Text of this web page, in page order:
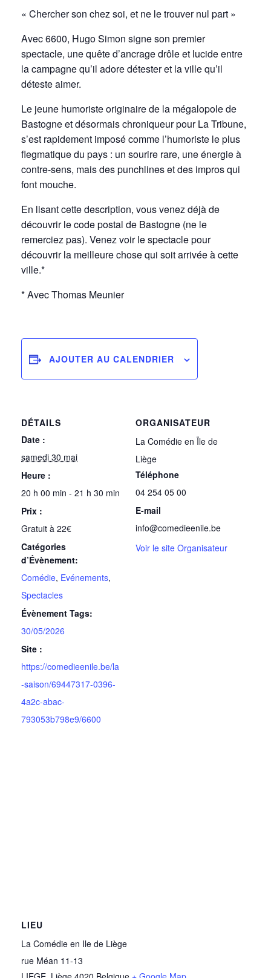
« Chercher son chez soi, et ne le trouver nul part »
Avec 6600, Hugo Simon signe son premier
spectacle, une quête d’ancrage drôle et lucide entre
la campagne qu’il adore détester et la ville qu’il
déteste aimer.
Le jeune humoriste originaire de la mégalopole de
Bastogne et désormais chroniqueur pour La Tribune,
s’est rapidement imposé comme l’humoriste le plus
flegmatique du pays : un sourire rare, une énergie à
contre-sens, mais des punchlines et des impros qui
font mouche.
En lisant cette description, vous venez déjà de
découvrir le code postal de Bastogne (ne le
remerciez pas). Venez voir le spectacle pour
découvrir la meilleure chose qui soit arrivée à cette
ville.*
* Avec Thomas Meunier
AJOUTER AU CALENDRIER
DÉTAILS
Date :
samedi 30 mai
Heure :
20 h 00 min - 21 h 30 min
Prix :
Gratuit à 22€
Catégories
d’Évènement:
Comédie, Evénements,
Spectacles
Évènement Tags:
30/05/2026
Site :
https://comedieenile.be/la
-saison/69447317-0396-
4a2c-abac-
793053b798e9/6600
ORGANISATEUR
La Comédie en Ïle de
Liège
Téléphone
04 254 05 00
E-mail
info@comedieenile.be
Voir le site Organisateur
LIEU
La Comédie en Ile de Liège
rue Méan 11-13